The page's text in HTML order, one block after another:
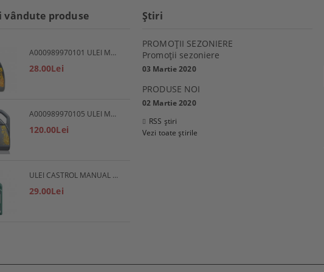
vândute produse
A000989970101 ULEI MOTOR 5W30 1L MERCEDES
28.00Lei
A000989970105 ULEI MOTOR 5W30 5L MERCEDES
120.00Lei
ULEI CASTROL MANUAL EP 80W90
29.00Lei
Ştiri
PROMOŢII SEZONIERE
Promoţii sezoniere
03 Martie 2020
PRODUSE NOI
02 Martie 2020
RSS știri
Vezi toate știrile